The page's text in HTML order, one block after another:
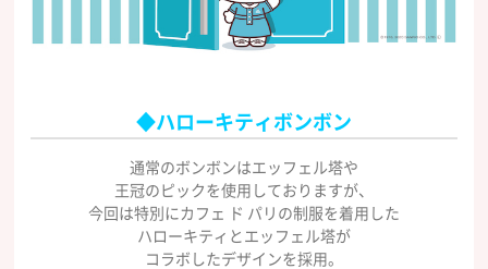
◆ハローキティボンボン
通常のボンボンはエッフェル塔や
王冠のピックを使用しておりますが、
今回は特別にカフェ ド パリの制服を着用した
ハローキティとエッフェル塔が
コラボしたデザインを採用。